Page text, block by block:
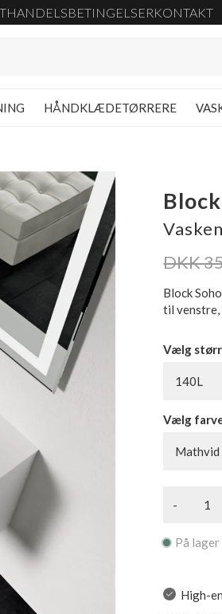
HANDELSBETINGELSERKONTAKT
HÅNDKLÆDETØRRERE
DKK
Block
til venstre,
Vælg
140L
Vælg
Mathvid
-
På
High-